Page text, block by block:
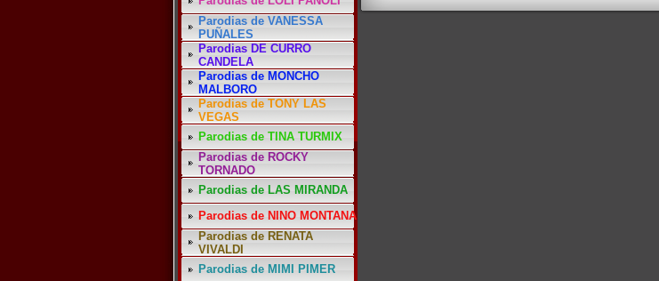
Parodias de VANESSA
PUÑALES
Parodias DE CURRO
CANDELA
Parodias de MONCHO
MALBORO
Parodias de TONY LAS
VEGAS
Parodias de TINA TURMIX
Parodias de ROCKY
TORNADO
Parodias de LAS MIRANDA
Parodias de NINO MONTANA
Parodias de RENATA
VIVALDI
Parodias de MIMI PIMER